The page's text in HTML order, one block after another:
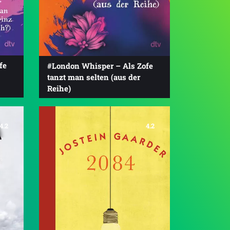
#London Whisper – Als Zofe
tanzt man selten (aus der
Reihe)
4.2 4.2